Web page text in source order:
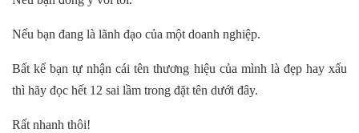
Nếu bạn đang là lãnh đạo của một doanh nghiệp.
Bất kể bạn tự nhận cái tên thương hiệu của mình là đẹp hay xấu
thì hãy đọc hết 12 sai lầm trong đặt tên dưới đây.
Rất nhanh thôi!